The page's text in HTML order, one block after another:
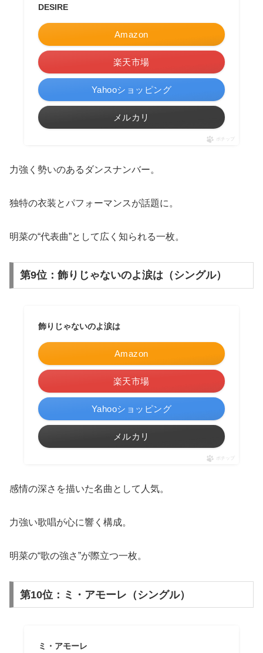
DESIRE
Amazon
楽天市場
Yahooショッピング
メルカリ
ポチップ
力強く勢いのあるダンスナンバー。
独特の衣装とパフォーマンスが話題に。
明菜の“代表曲”として広く知られる一枚。
第9位：飾りじゃないのよ涙は（シングル）
飾りじゃないのよ涙は
Amazon
楽天市場
Yahooショッピング
メルカリ
ポチップ
感情の深さを描いた名曲として人気。
力強い歌唱が心に響く構成。
明菜の“歌の強さ”が際立つ一枚。
第10位：ミ・アモーレ（シングル）
ミ・アモーレ